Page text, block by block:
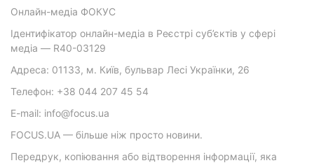
Онлайн-медіа ФОКУС
Ідентифікатор онлайн-медіа в Реєстрі суб’єктів у сфері
медіа — R40-03129
Адреса: 01133, м. Київ, бульвар Лесі Українки, 26
Телефон: +38 044 207 45 54
E-mail: info@focus.ua
FOCUS.UA — більше ніж просто новини.
Передрук, копіювання або відтворення інформації, яка